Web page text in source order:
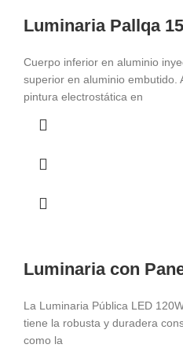
Luminaria Pallqa
Cuerpo inferior en aluminio
superior en aluminio embutido.
pintura electrostática en
Luminaria con
La Luminaria Pública LED
tiene la robusta y duradera
como la